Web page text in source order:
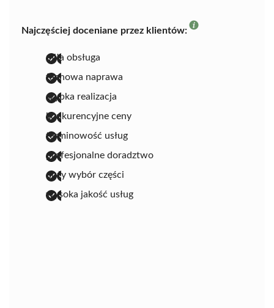
Najczęściej doceniane przez klientów:
miła obsługa
fachowa naprawa
szybka realizacja
konkurencyjne ceny
terminowość usług
profesjonalne doradztwo
duży wybór części
wysoka jakość usług